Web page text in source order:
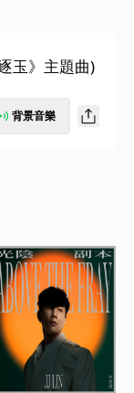
玉》主題曲)
背景音樂